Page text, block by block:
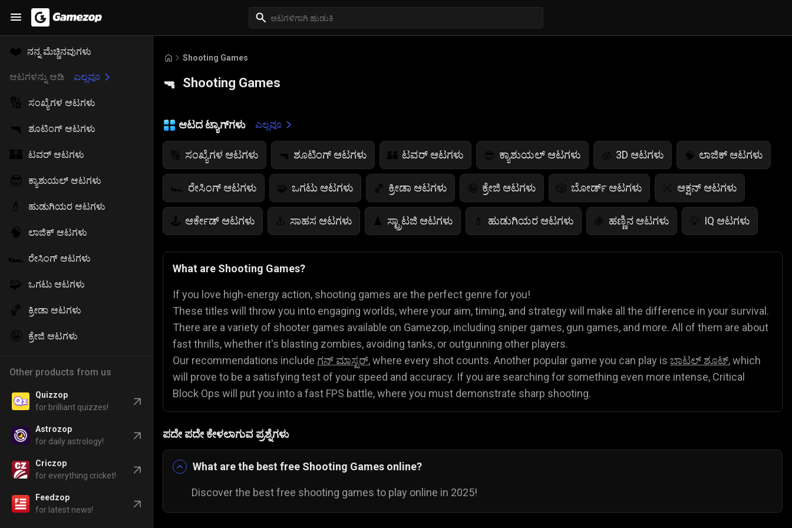
❤️ ನನ್ನ ಮೆಚ್ಚಿನವುಗಳು
ಆಟಗಳನ್ನು ಆಡಿ ಎಲ್ಲವೂ
🔢 ಸಂಖ್ಯೆಗಳ ಆಟಗಳು
🔫 ಶೂಟಿಂಗ್ ಆಟಗಳು
🏰 ಟವರ್ ಆಟಗಳು
😎 ಕ್ಯಾಶುಯಲ್ ಆಟಗಳು
💄 ಹುಡುಗಿಯರ ಆಟಗಳು
🧠 ಲಾಜಿಕ್ ಆಟಗಳು
🏎️ ರೇಸಿಂಗ್ ಆಟಗಳು
🧩 ಒಗಟು ಆಟಗಳು
🏀 ಕ್ರೀಡಾ ಆಟಗಳು
🤪 ಕ್ರೇಜಿ ಆಟಗಳು
Other products from us
Quizzop
for brilliant quizzes!
Astrozop
for daily astrology!
Criczop
for everything cricket!
Feedzop
for latest news!
Shooting Games
🔫 Shooting Games
ಆಟದ ಟ್ಯಾಗ್‌ಗಳು ಎಲ್ಲವೂ
🔢 ಸಂಖ್ಯೆಗಳ ಆಟಗಳು 🔫 ಶೂಟಿಂಗ್ ಆಟಗಳು 🏰 ಟವರ್ ಆಟಗಳು 😎 ಕ್ಯಾಶುಯಲ್ ಆಟಗಳು 🧊 3D ಆಟಗಳು 🧠 ಲಾಜಿಕ್ ಆಟಗಳು
🏎️ ರೇಸಿಂಗ್ ಆಟಗಳು 🧩 ಒಗಟು ಆಟಗಳು 🏀 ಕ್ರೀಡಾ ಆಟಗಳು 🤪 ಕ್ರೇಜಿ ಆಟಗಳು 🎲 ಬೋರ್ಡ್ ಆಟಗಳು ⚔️ ಆಕ್ಷನ್ ಆಟಗಳು
🕹️ ಆರ್ಕೇಡ್ ಆಟಗಳು ⚓ ಸಾಹಸ ಆಟಗಳು ♟️ ಸ್ಟ್ರಾಟಜಿ ಆಟಗಳು 💄 ಹುಡುಗಿಯರ ಆಟಗಳು 🍇 ಹಣ್ಣಿನ ಆಟಗಳು 💡 IQ ಆಟಗಳು
🌱 ಜೀವನ ಸಿಮ್ಯುಲೇಶನ್ ಆಟಗಳು 🤸 ಜಂಪ್ ಗೇಮ್‌ಗಳು 🎨 ಬಣ್ಣದ ಆಟಗಳು 👻 ಭಯಾನಕ ಆಟಗಳು ♠️ ಕಾರ್ಡ್ ಆಟಗಳು
👮
What are Shooting Games?
If you love high-energy action, shooting games are the perfect genre for you!
These titles will throw you into engaging worlds, where your aim, timing, and strategy will make all the difference in your survival.
There are a variety of shooter games available on Gamezop, including sniper games, gun games, and more. All of them are about
fast thrills, whether it's blasting zombies, avoiding tanks, or outgunning other players.
Our recommendations include ಗನ್ ಮಾಸ್ಟರ್, where every shot counts. Another popular game you can play is ಬಾಟಲ್ ಶೂಟ್, which
will prove to be a satisfying test of your speed and accuracy. If you are searching for something even more intense, Critical
Block Ops will put you into a fast FPS battle, where you must demonstrate sharp shooting.
ಪದೇ ಪದೇ ಕೇಳಲಾಗುವ ಪ್ರಶ್ನೆಗಳು
What are the best free Shooting Games online?
Discover the best free shooting games to play online in 2025!